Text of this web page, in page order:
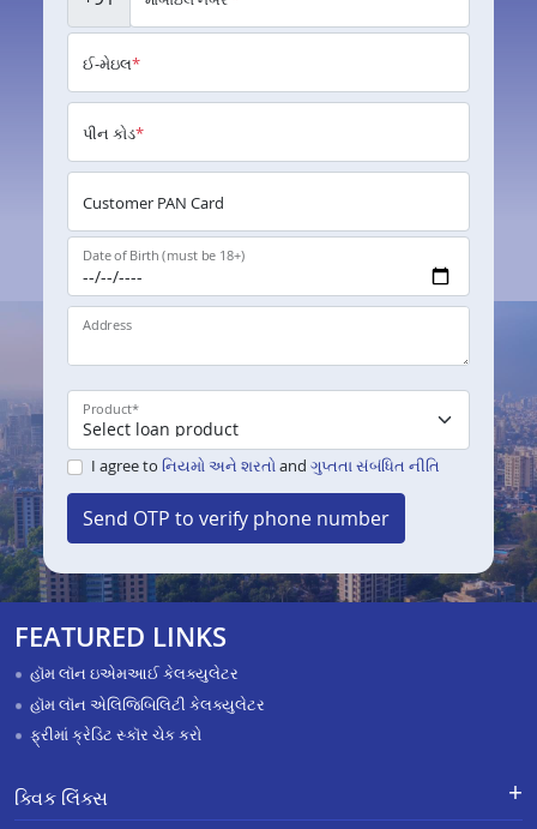
ઈ-મેઇલ*
પીન કોડ*
Customer PAN Card
Date of Birth (must be 18+)
Address
Product*
I agree to નિયમો અને શરતોand ગુપ્તતા સંબંધિત નીતિ
Send OTP to verify phone number
FEATURED LINKS
હૉમ લૉન ઇએમઆઈ કેલક્યુલેટર
હૉમ લૉન એલિજિબિલિટી કેલક્યુલેટર
ફ્રીમાં ક્રેડિટ સ્કૉર ચેક કરો
ક્વિક લિંક્સ